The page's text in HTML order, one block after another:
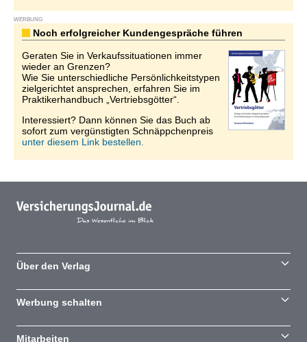
WERBUNG
Noch erfolgreicher Kundengespräche führen
Geraten Sie in Verkaufssituationen immer
wieder an Grenzen?
Wie Sie unterschiedliche Persönlichkeitstypen
zielgerichtet ansprechen, erfahren Sie im
Praktikerhandbuch „Vertriebsgötter“.
Interessiert? Dann können Sie das Buch ab
sofort zum vergünstigten Schnäppchenpreis
unter diesem Link bestellen.
Über den Verlag
Werbung schalten
Mitarbeiten